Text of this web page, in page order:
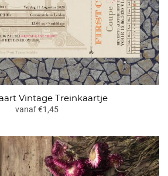
Vintage Treinkaartje
vanaf €1,45